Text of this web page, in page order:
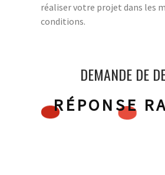
réaliser votre projet dans les
conditions.
DEMANDE DE
RÉPONSE